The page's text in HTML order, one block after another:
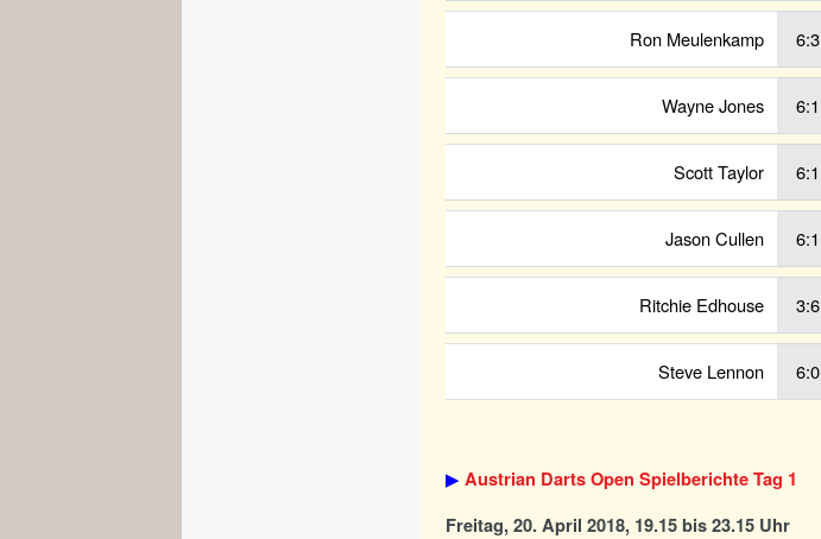
Ron Meulenkamp 6:3
Wayne Jones 6:1
Scott Taylor 6:1
Jason Cullen 6:1
Ritchie Edhouse 3:6
Steve Lennon 6:0
▶Austrian Darts Open Spielberichte Tag 1
Freitag, 20. April 2018, 19.15 bis 23.15 Uhr